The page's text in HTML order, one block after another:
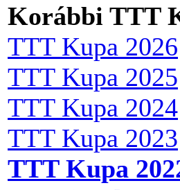
Korábbi TTT
TTT Kupa 2026
TTT Kupa 2025
TTT Kupa 2024
TTT Kupa 2023
TTT Kupa